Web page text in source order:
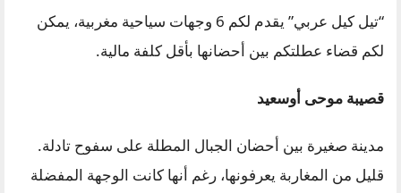
“تيل كيل عربي” يقدم لكم 6 وجهات سياحية مغربية، يمكن
لكم قضاء عطلتكم بين أحضانها بأقل كلفة مالية.
قصيبة موحى أوسعيد
مدينة صغيرة بين أحضان الجبال المطلة على سفوح تادلة.
قليل من المغاربة يعرفونها، رغم أنها كانت الوجهة المفضلة